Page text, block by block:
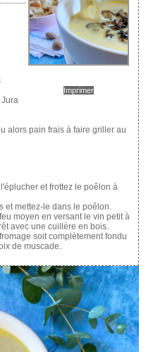
Imprimer
alors pain frais à faire griller au
et frottez le poêlon à
et mettez-le dans le poêlon.
moyen en versant le vin petit à
avec une cuillère en bois.
soit complètement fondu
de muscade.